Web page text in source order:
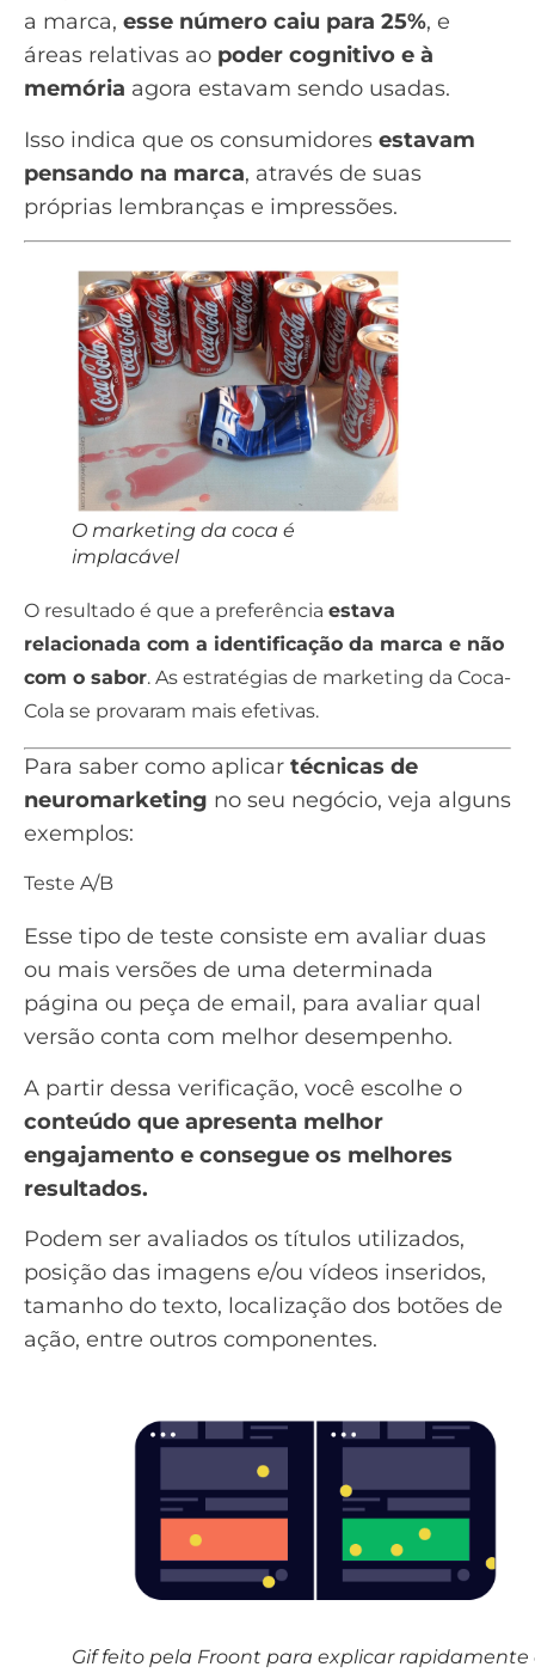
a marca, esse número caiu para 25%, e
áreas relativas ao poder cognitivo e à
memória agora estavam sendo usadas.
Isso indica que os consumidores estavam
pensando na marca, através de suas
próprias lembranças e impressões.
O marketing da coca é
implacável
O resultado é que a preferência estava
relacionada com a identificação da marca e não
com o sabor. As estratégias de marketing da Coca-
Cola se provaram mais efetivas.
Para saber como aplicar técnicas de
neuromarketing no seu negócio, veja alguns
exemplos:
Teste A/B
Esse tipo de teste consiste em avaliar duas
ou mais versões de uma determinada
página ou peça de email, para avaliar qual
versão conta com melhor desempenho.
A partir dessa verificação, você escolhe o
conteúdo que apresenta melhor
engajamento e consegue os melhores
resultados.
Podem ser avaliados os títulos utilizados,
posição das imagens e/ou vídeos inseridos,
tamanho do texto, localização dos botões de
ação, entre outros componentes.
Gif feito pela Froont para explicar rapidamente